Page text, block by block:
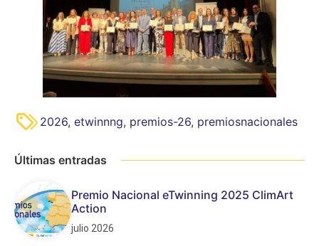
2026, etwinnng, premios-26, premiosnacionales
Últimas entradas
Premio Nacional eTwinning 2025 ClimArt
Action
julio 2026